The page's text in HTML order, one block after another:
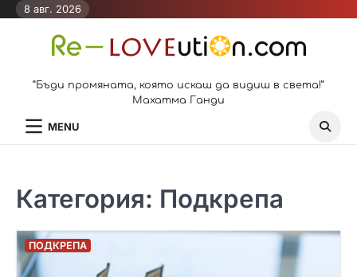
Skip8 авг. 2026
“Бъди промяната, която искаш да видиш в света!”
Махатма Ганди
MENU
Категория: Подкрепа
ПОДКРЕПА